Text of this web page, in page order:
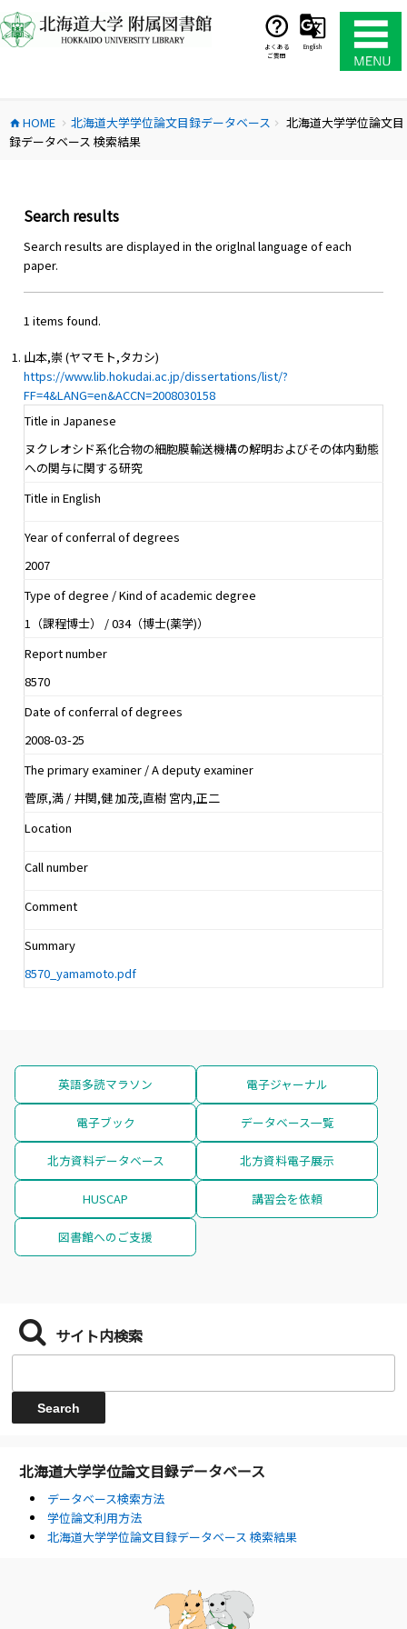
ン
テ
ス
キ
よくある
ご質問
English
home HOME chevron_right 北海道大学学位論文目録データベース chevron_right
北海道大学学位論文目
録データベース 検索結果
Search results
Search results are displayed in the origlnal language of each
paper.
1 items found.
山本,崇 (ヤマモト,タカシ)
https://www.lib.hokudai.ac.jp/dissertations/list/?
FF=4&LANG=en&ACCN=2008030158
Title in Japanese
ヌクレオシド系化合物の細胞膜輸送機構の解明およびその体内動態
への関与に関する研究
Title in English
Year of conferral of degrees
2007
Type of degree / Kind of academic degree
1（課程博士） / 034（博士(薬学)）
Report number
8570
Date of conferral of degrees
2008-03-25
The primary examiner / A deputy examiner
菅原,満 / 井関,健 加茂,直樹 宮内,正二
Location
Call number
Comment
Summary
8570_yamamoto.pdf
英語多読マラソン 電子ジャーナル
電子ブック データベース一覧
北方資料データベース 北方資料電子展示
HUSCAP 講習会を依頼
図書館へのご支援
サイト内検索
北海道大学学位論文目録データベース
データベース検索方法
学位論文利用方法
北海道大学学位論文目録データベース 検索結果